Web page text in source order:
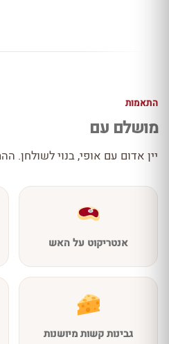
התאמות
מושלם עם
יין אדום עם אופי, בנוי לשולחן.
אנטריקוט על האש
גבינות קשות מיושנות